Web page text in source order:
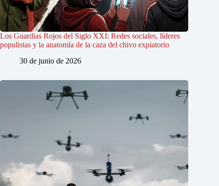
Los Guardias Rojos del Siglo XXI: Redes sociales, líderes
populistas y la anatomía de la caza del chivo expiatorio
30 de junio de 2026